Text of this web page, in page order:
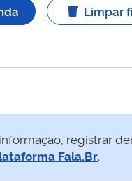
Limpar
registrar
Fala.Br.